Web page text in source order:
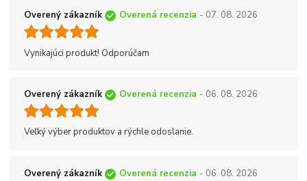
Overený zákazník Overená recenzia - 07. 08. 2026
Vynikajúci produkt! Odporúčam
Overený zákazník Overená recenzia - 06. 08. 2026
Veľký výber produktov a rýchle odoslanie.
Overený zákazník Overená recenzia - 06. 08. 2026